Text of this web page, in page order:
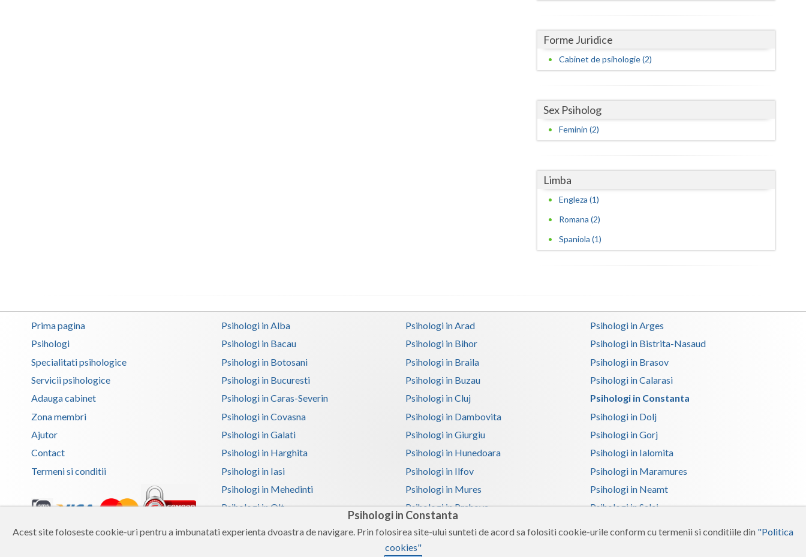
Psihologi in Constanta
Acest site foloseste cookie-uri pentru a imbunatati experienta dvoastra de navigare. Prin folosirea site-ului sunteti de acord sa folositi cookie-urile conform cu termenii si conditiile din "Politica
cookies"
Ialomita
Maramures
Mures
Satu-Mare
Sibiu
Suceava
Teleorman
Timis
Tulcea
Valcea
Vaslui
Vrancea
Forme Juridice
Cabinet de psihologie (2)
Sex Psiholog
Feminin (2)
Limba
Engleza (1)
Romana (2)
Spaniola (1)
Prima pagina
Psihologi
Specialitati psihologice
Servicii psihologice
Adauga cabinet
Zona membri
Ajutor
Contact
Termeni si conditii
Copyright 2026 Reframing SRL
Psihologi in Alba Psihologi in Arad
Psihologi in Arges
Psihologi in Bacau
Psihologi in Bihor
Psihologi in Bistrita-Nasaud
Psihologi in Botosani
Psihologi in Braila
Psihologi in Brasov
Psihologi in Bucuresti
Psihologi in Buzau
Psihologi in Calarasi
Psihologi in Caras-Severin
Psihologi in Cluj
Psihologi in Constanta
Psihologi in Covasna
Psihologi in Dambovita
Psihologi in Dolj
Psihologi in Galati
Psihologi in Giurgiu
Psihologi in Gorj
Psihologi in Harghita
Psihologi in Hunedoara
Psihologi in Ialomita
Psihologi in Iasi
Psihologi in Ilfov
Psihologi in Maramures
Psihologi in Mehedinti
Psihologi in Mures
Psihologi in Neamt
Psihologi in Olt
Psihologi in Prahova
Psihologi in Salaj
Psihologi in Timis